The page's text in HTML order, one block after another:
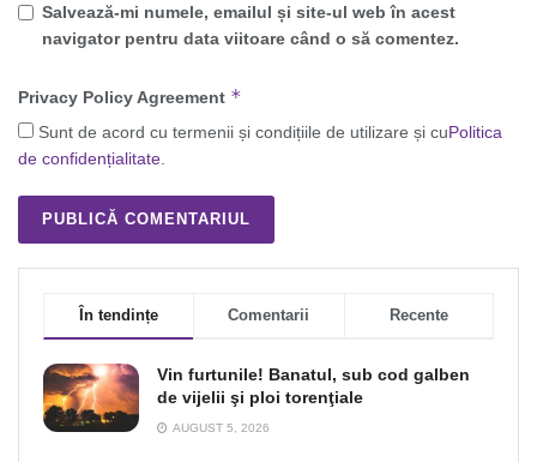
Salvează-mi numele, emailul și site-ul web în acest
navigator pentru data viitoare când o să comentez.
Privacy Policy Agreement *
Sunt de acord cu termenii și condițiile de utilizare și cuPolitica
de confidențialitate
În tendințe Comentarii Recente
Vin furtunile! Banatul, sub cod galben
de vijelii şi ploi torenţiale
AUGUST 5, 2026